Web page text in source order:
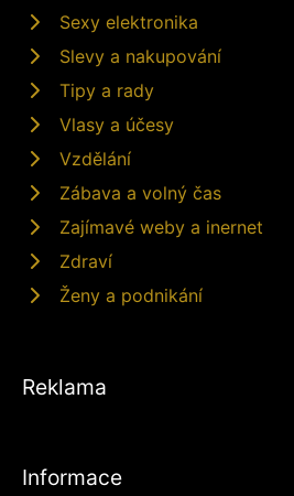
Sexy elektronika
Slevy a nakupování
Tipy a rady
Vlasy a účesy
Vzdělání
Zábava a volný čas
Zajímavé weby a inernet
Zdraví
Ženy a podnikání
Reklama
Informace